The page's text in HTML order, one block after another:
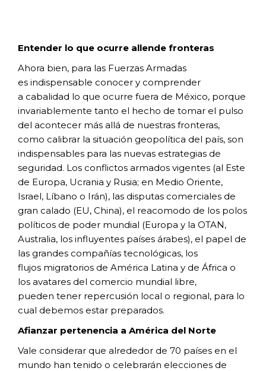
Entender lo que ocurre allende fronteras
Ahora bien, para las Fuerzas Armadas
es indispensable conocer y comprender
a cabalidad lo que ocurre fuera de México, porque
invariablemente tanto el hecho de tomar el pulso
del acontecer más allá de nuestras fronteras,
como calibrar la situación geopolítica del país, son
indispensables para las nuevas estrategias de
seguridad. Los conflictos armados vigentes (al Este
de Europa, Ucrania y Rusia; en Medio Oriente,
Israel, Líbano o Irán), las disputas comerciales de
gran calado (EU, China), el reacomodo de los polos
políticos de poder mundial (Europa y la OTAN,
Australia, los influyentes países árabes), el papel de
las grandes compañías tecnológicas, los
flujos migratorios de América Latina y de África o
los avatares del comercio mundial libre,
pueden tener repercusión local o regional, para lo
cual debemos estar preparados.
Afianzar pertenencia a América del Norte
Vale considerar que alrededor de 70 países en el
mundo han tenido o celebrarán elecciones de